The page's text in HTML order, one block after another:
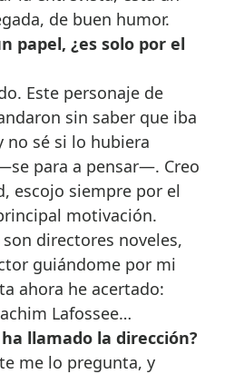
de buen humor.
papel, ¿es solo por el
Este personaje de
sin saber que iba
no sé si lo hubiera
para a pensar—. Creo
escojo siempre por el
motivación.
directores noveles,
guiándome por mi
ahora he acertado:
Lafossee…
llamado la dirección?
me lo pregunta, y